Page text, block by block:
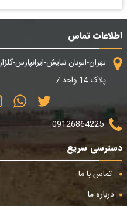
اطلاعات تماس
تهران-اتوبان نیایش-
پلاک 14 واحد 7
09126864225
دسترسی سریع
تماس با ما
درباره ما